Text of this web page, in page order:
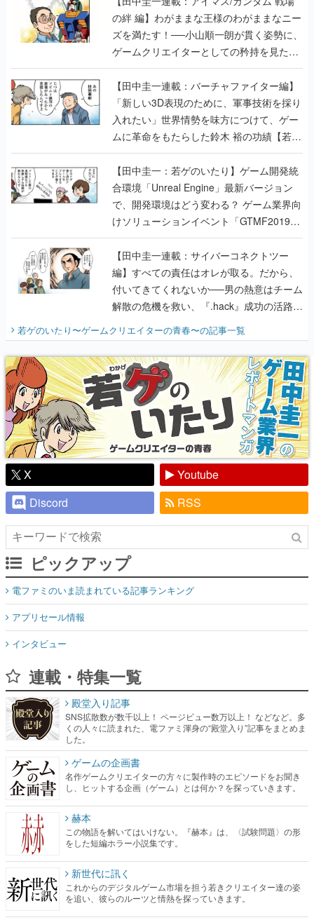
の絆 編】わがままな王様のわがままなニー
ズを満たす！──小山順一朗が貫く姿勢に、
ゲームクリエイターとしての矜持を見た
【若ゲのいたり最終回】
【田中圭一連載：バーチャファイター編】
「新しい3D表現のために、軍事技術を採り
入れたい」世界情勢を味方につけて、ゲー
ムに革命をもたらした鈴木 裕の功績【若ゲ
のいたり】
【田中圭一：若ゲのいたり】ゲーム開発統
合環境「Unreal Engine」最新バージョン
で、開発環境はどう変わる？ ゲーム業界向
けソリューションイベント「GTMF2019」
に行って、より理解を深めよう【PR】
【田中圭一連載：サイバーコネクトツー
編】すべての責任はオレが取る。だから、
付いてきてくれないか──男の熱意はチーム
解散の危機を救い、『.hack』成功の活路を
『少年ジャンプ』色だった【若ゲのいた
り】
若ゲのいたり〜ゲームクリエイターの青春〜の記事一覧
X
Youtube
Discord
RSS
ピックアップ
電ファミのいま読まれている記事ランキング
アプリセール情報
インタビュー
連載・特集一覧
殿堂入り記事
SNS拡散数が数千以上！ ページビュー数万以上！ などなど。多
くの人々に読まれた、電ファミ渾身の“殿堂入り”記事をまとめま
した。
ゲームの企画書
名作ゲームクリエイターの方々に製作時のエピソードをお聞き
し、ヒットする企画（ゲーム）とは何か？を探っていきます。
赫本
この物語を解いてはいけない。『赫本』は、〈試験問題〉の形
をした短編ホラー小説集です。
新世代に訊く
これからのデジタルゲーム市場を担う若きクリエイター達の姿
を追い、彼らのルーツと情熱を探っていきます。